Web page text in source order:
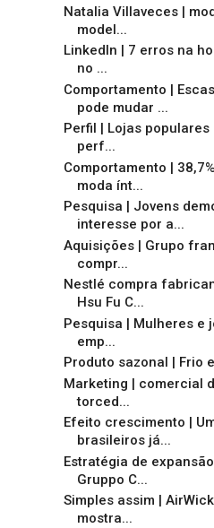
Natalia Villaveces |
model...
LinkedIn | 7 erros na
no ...
Comportamento |
pode mudar ...
Perfil | Lojas
perf...
Comportamento |
moda ínt...
Pesquisa | Jovens
interesse por a...
Aquisições | Grupo
compr...
Nestlé compra
Hsu Fu C...
Pesquisa | Mulheres e
emp...
Produto sazonal | Frio
Marketing | comercial
torced...
Efeito crescimento |
brasileiros já...
Estratégia de
Gruppo C...
Simples assim |
mostra...